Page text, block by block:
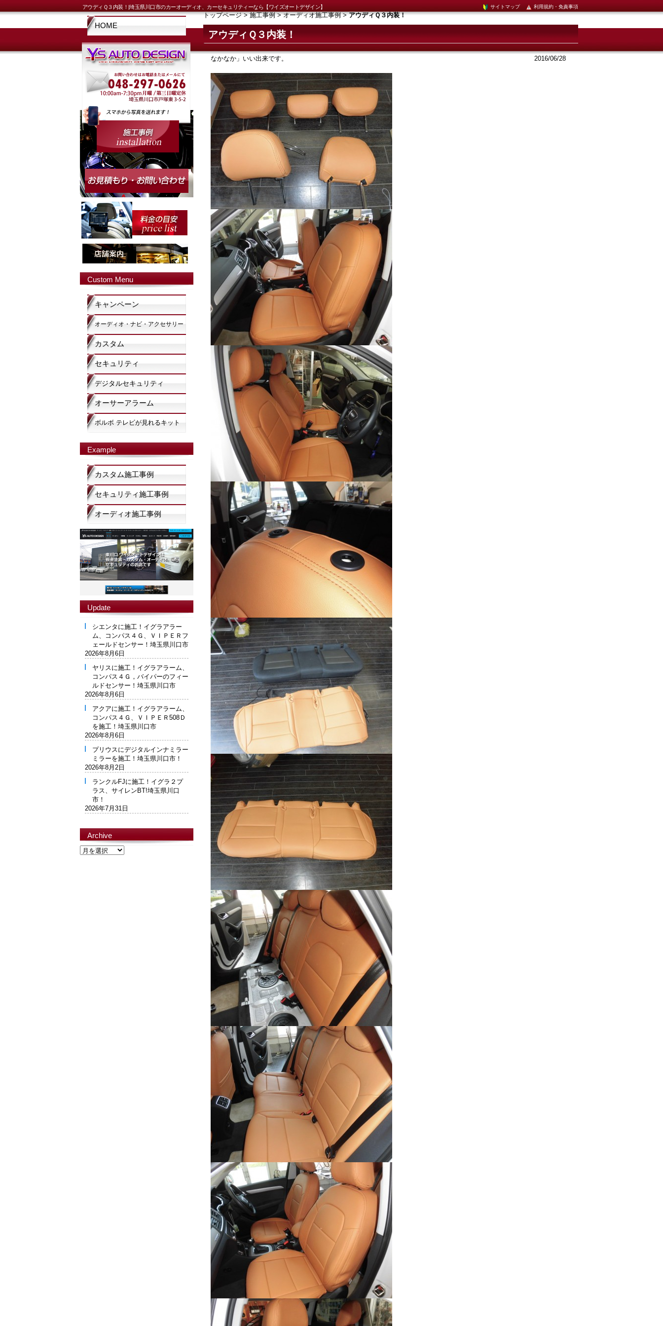
アウディＱ３内装！|埼玉県川口市のカーオーディオ、カーセキュリティーなら【ワイズオートデザイン】 利用規約・免責事項
サイトマップ
トップページ>施工事例>オーディオ施工事例>アウディＱ３内装！
アウディＱ３内装！
2016/06/28
なかなか」いい出来です。
HOME
Custom Menu
キャンペーン
オーディオ・ナビ・アクセサリー
カスタム
セキュリティ
デジタルセキュリティ
オーサーアラーム
ボルボ テレビが見れるキット
Example
カスタム施工事例
セキュリティ施工事例
オーディオ施工事例
Update
シエンタに施工！イグラアラー
ム、コンパス４Ｇ、ＶＩＰＥＲフ
ェールドセンサー！埼玉県川口市
2026年8月6日
ヤリスに施工！イグラアラーム、
コンパス４Ｇ，バイパーのフィー
ルドセンサー！埼玉県川口市
2026年8月6日
アクアに施工！イグラアラーム、
コンパス４Ｇ、ＶＩＰＥＲ508Ｄ
を施工！埼玉県川口市
2026年8月6日
プリウスにデジタルインナミラー
ミラーを施工！埼玉県川口市！
2026年8月2日
ランクルFJに施工！イグラ２プ
ラス、サイレンBT!埼玉県川口
市！
2026年7月31日
Archive
Archive